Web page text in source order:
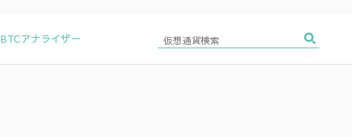
BTCアナライザー